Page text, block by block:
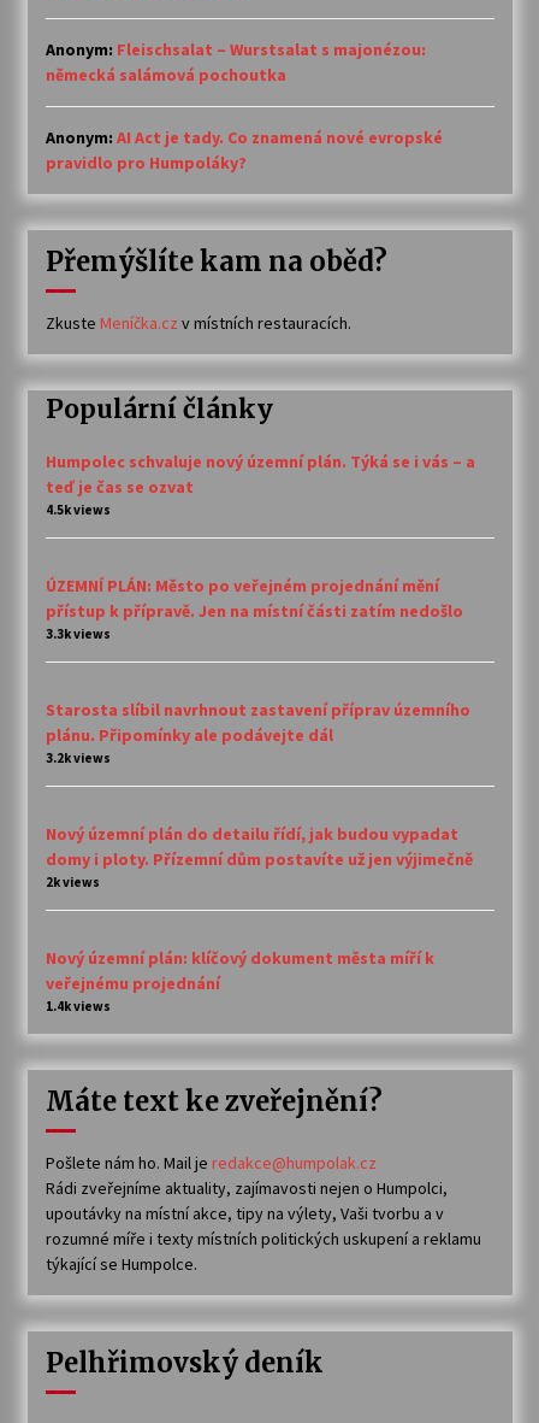
Anonym: Fleischsalat – Wurstsalat s majonézou:
německá salámová pochoutka
Anonym: AI Act je tady. Co znamená nové evropské
pravidlo pro Humpoláky?
Přemýšlíte kam na oběd?
Zkuste Meníčka.cz v místních restauracích.
Populární články
Humpolec schvaluje nový územní plán. Týká se i vás – a
teď je čas se ozvat
4.5k views
ÚZEMNÍ PLÁN: Město po veřejném projednání mění
přístup k přípravě. Jen na místní části zatím nedošlo
3.3k views
Starosta slíbil navrhnout zastavení příprav územního
plánu. Připomínky ale podávejte dál
3.2k views
Nový územní plán do detailu řídí, jak budou vypadat
domy i ploty. Přízemní dům postavíte už jen výjimečně
2k views
Nový územní plán: klíčový dokument města míří k
veřejnému projednání
1.4k views
Máte text ke zveřejnění?
Pošlete nám ho. Mail je redakce@humpolak.cz
Rádi zveřejníme aktuality, zajímavosti nejen o Humpolci,
upoutávky na místní akce, tipy na výlety, Vaši tvorbu a v
rozumné míře i texty místních politických uskupení a reklamu
týkající se Humpolce.
Pelhřimovský deník